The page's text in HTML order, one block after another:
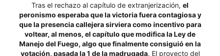
Tras el rechazo al capítulo de extranjerización, el
peronismo esperaba que la victoria fuera contagiosa y
que la presencia callejera sirviera como incentivo para
voltear, al menos, el capítulo que modifica la Ley de
Manejo del Fuego, algo que finalmente consiguió en la
votación, pasada la 1 de la madrugada. El proyecto del